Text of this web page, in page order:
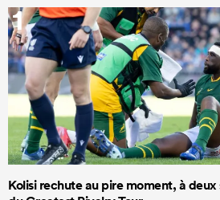
1
Kolisi rechute au pire moment, à deux